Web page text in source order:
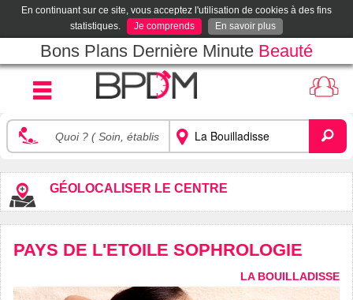
En continuant sur ce site, vous acceptez l'utilisation de cookies à des fins
statistiques.
Je comprends En savoir plus
Bons Plans Dernière Minute Beauté
GÉOLOCALISER LE CENTRE
PAYS DE L'ETOILE SOPHROLOGIE
LA BOUILLADISSE